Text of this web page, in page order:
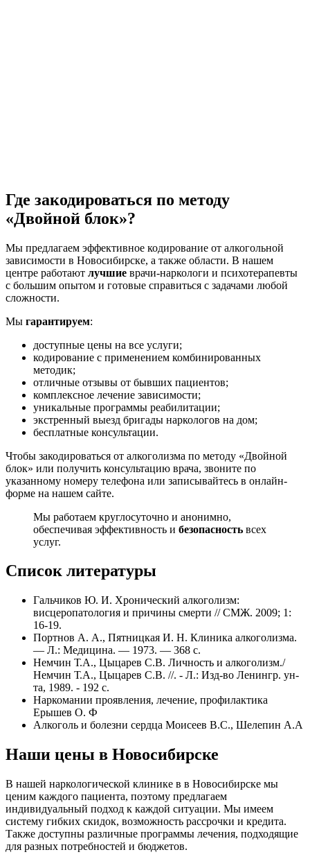
Где закодироваться по методу
«Двойной блок»?
Мы предлагаем эффективное кодирование от алкогольной
зависимости в Новосибирске, а также области. В нашем
центре работают лучшие врачи-наркологи и психотерапевты
с большим опытом и готовые справиться с задачами любой
сложности.
Мы гарантируем:
доступные цены на все услуги;
кодирование с применением комбинированных
методик;
отличные отзывы от бывших пациентов;
комплексное лечение зависимости;
уникальные программы реабилитации;
экстренный выезд бригады наркологов на дом;
бесплатные консультации.
Чтобы закодироваться от алкоголизма по методу «Двойной
блок» или получить консультацию врача, звоните по
указанному номеру телефона или записывайтесь в онлайн-
форме на нашем сайте.
Мы работаем круглосуточно и анонимно,
обеспечивая эффективность и безопасность всех
услуг.
Список литературы
Гальчиков Ю. И. Хронический алкоголизм:
висцеропатология и причины смерти // СМЖ. 2009; 1:
16-19.
Портнов А. А., Пятницкая И. Н. Клиника алкоголизма.
— Л.: Медицина. — 1973. — 368 с.
Немчин Т.А., Цыцарев С.В. Личность и алкоголизм./
Немчин Т.А., Цыцарев С.В. //. - Л.: Изд-во Ленингр. ун-
та, 1989. - 192 с.
Наркомании проявления, лечение, профилактика
Ерышев О. Ф
Алкоголь и болезни сердца Моисеев В.С., Шелепин А.А
Наши цены в Новосибирске
В нашей наркологической клинике в в Новосибирске мы
ценим каждого пациента, поэтому предлагаем
индивидуальный подход к каждой ситуации. Мы имеем
систему гибких скидок, возможность рассрочки и кредита.
Также доступны различные программы лечения, подходящие
для разных потребностей и бюджетов.